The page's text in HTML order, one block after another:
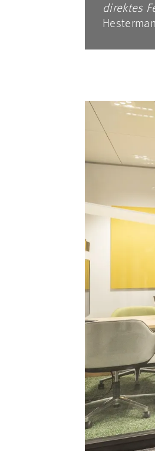
direktes